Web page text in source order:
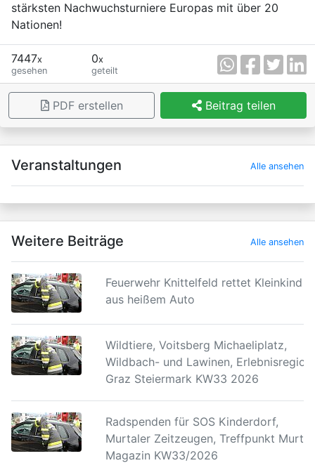
stärksten Nachwuchsturniere Europas mit über 20
Nationen!
7447x
gesehen
0x
geteilt
PDF erstellen Beitrag teilen
×
Veranstaltungen Alle ansehen
Weitere Beiträge Alle ansehen
Feuerwehr Knittelfeld rettet Kleinkind
aus heißem Auto
Wildtiere, Voitsberg Michaeliplatz,
Wildbach- und Lawinen, Erlebnisregion
Graz Steiermark KW33 2026
Radspenden für SOS Kinderdorf,
Murtaler Zeitzeugen, Treffpunkt Murtal
Magazin KW33/2026